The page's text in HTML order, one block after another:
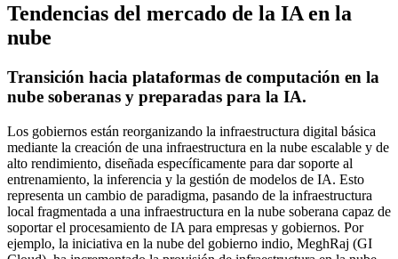
Tendencias del mercado de la IA en la
nube
Transición hacia plataformas de computación en la
nube soberanas y preparadas para la IA.
Los gobiernos están reorganizando la infraestructura digital básica
mediante la creación de una infraestructura en la nube escalable y de
alto rendimiento, diseñada específicamente para dar soporte al
entrenamiento, la inferencia y la gestión de modelos de IA. Esto
representa un cambio de paradigma, pasando de la infraestructura
local fragmentada a una infraestructura en la nube soberana capaz de
soportar el procesamiento de IA para empresas y gobiernos. Por
ejemplo, la iniciativa en la nube del gobierno indio, MeghRaj (GI